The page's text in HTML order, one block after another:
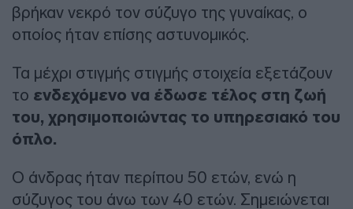
βρήκαν νεκρό τον σύζυγο της γυναίκας, ο
οποίος ήταν επίσης αστυνομικός.
Τα μέχρι στιγμής στιγμής στοιχεία εξετάζουν
το ενδεχόμενο να έδωσε τέλος στη ζωή
του, χρησιμοποιώντας το υπηρεσιακό του
όπλο.
Ο άνδρας ήταν περίπου 50 ετών, ενώ η
σύζυγος του άνω των 40 ετών. Σημειώνεται